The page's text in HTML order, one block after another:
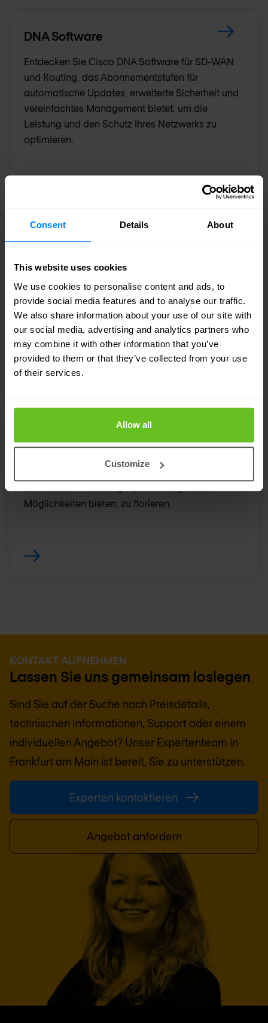
Consent Details About
This website uses cookies
We use cookies to personalise content and ads, to
provide social media features and to analyse our traffic.
We also share information about your use of our site with
our social media, advertising and analytics partners who
may combine it with other information that you’ve
provided to them or that they’ve collected from your use
of their services.
Allow all
Customize
DNA Software
Entdecken Sie Cisco DNA Software für SD-WAN
und Routing, das Abonnementstufen für
automatische Updates, erweiterte Sicherheit und
vereinfachtes Management bietet, um die
Leistung und den Schutz Ihres Netzwerks zu
optimieren.
onRamp
nahtlose, sichere und automatisierte Multicloud-
Konnektivität, indem Anwendungs-Erlebnisse
optimiert, Sicherheit vereinheitlicht und Cloud-
Zugang durch flexible Abonnement-Suiten
optimiert werden.
Meraki
Helfen Sie Ihrem Unternehmen mit Cloud-
Möglichkeiten bieten, zu florieren.
KONTAKT AUFNEHMEN
Lassen Sie uns gemeinsam loslegen
Sind Sie auf der Suche nach Preisdetails,
technischen Informationen, Support oder einem
individuellen Angebot? Unser Expertenteam in
Frankfurt am Main ist bereit, Sie zu unterstützen.
Experten kontaktieren
Angebot anfordern